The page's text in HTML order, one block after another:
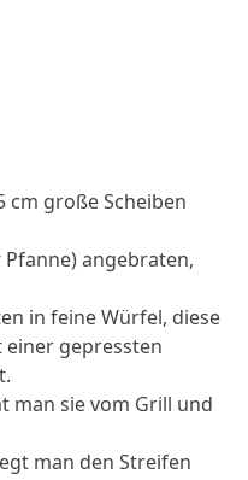
cm große Scheiben
angebraten,
in feine Würfel, diese
gepressten
man sie vom Grill und
man den Streifen